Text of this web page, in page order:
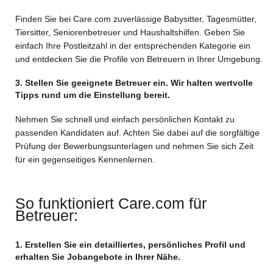
Finden Sie bei Care.com zuverlässige Babysitter, Tagesmütter,
Tiersitter, Seniorenbetreuer und Haushaltshilfen. Geben Sie
einfach Ihre Postleitzahl in der entsprechenden Kategorie ein
und entdecken Sie die Profile von Betreuern in Ihrer Umgebung.
3. Stellen Sie geeignete Betreuer ein. Wir halten wertvolle
Tipps rund um die Einstellung bereit.
Nehmen Sie schnell und einfach persönlichen Kontakt zu
passenden Kandidaten auf. Achten Sie dabei auf die sorgfältige
Prüfung der Bewerbungsunterlagen und nehmen Sie sich Zeit
für ein gegenseitiges Kennenlernen.
So funktioniert Care.com für
Betreuer:
1. Erstellen Sie ein detailliertes, persönliches Profil und
erhalten Sie Jobangebote in Ihrer Nähe.